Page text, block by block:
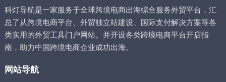
科灯导航是一家服务于全球跨境电商出海综合服务外贸平台，汇
总了从跨境电商平台、外贸独立站建设、国际支付解决方案等各
类实用的外贸工具门户网站。并开设各类跨境电商平台开店指
南，助力中国跨境电商企业成功出海。
网站导航